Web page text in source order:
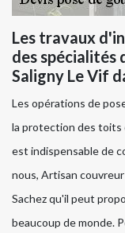
Les travaux
des spécialités
Saligny Le Vif
Les opérations de
la protection des toits
est indispensable de
nous, Artisan
Sachez qu'il peut
beaucoup de monde.